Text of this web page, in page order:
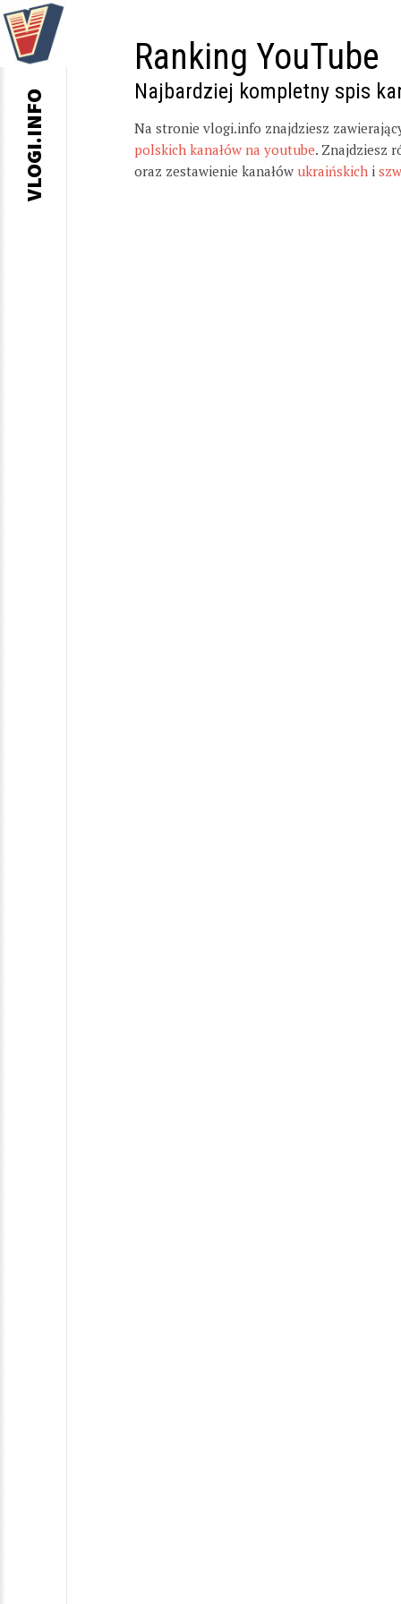
Ranking YouTube
Najbardziej kompletny spis
Na stronie vlogi.info znajdziesz
polskich kanałów na youtube. Znajdziesz
oraz zestawienie kanałów ukraińskich i
VLOGI.INFO